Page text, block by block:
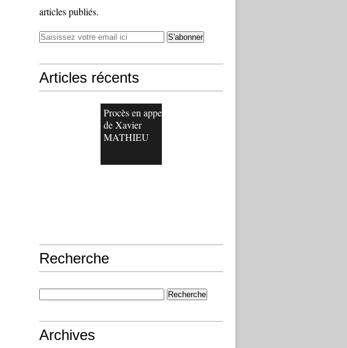
articles publiés.
Articles récents
Procès en appel
de Xavier
MATHIEU
Recherche
Archives